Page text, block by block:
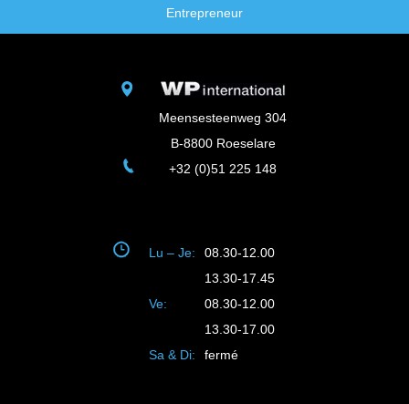
Entrepreneur
Meensesteenweg 304
B-8800 Roeselare
+32 (0)51 225 148
Lu – Je:
08.30-12.00
13.30-17.45
Ve:
08.30-12.00
13.30-17.00
Sa & Di:
fermé